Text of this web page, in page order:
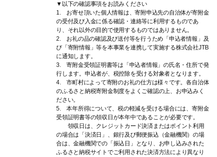
▼以下の確認事項をお読みください
1. お寄せ頂いた個人情報は、寄附申込先の自治体が寄附金
の受付及び入金に係る確認・連絡等に利用するものであ
り、それ以外の目的で使用するものではありません。
2. お礼の品の確認及び送付等を行うため「申込者情報」及
び「寄附情報」等を本事業を連携して実施する株式会社JTB
に通知します。
3. 寄附金受領証明書等は「申込者情報」の氏名・住所で発
行します。申込者が、税控除を受ける対象者となります。
4. 市町村によって寄附のお礼の仕方は様々です。各自治体
のふるさと納税寄附金制度をよくご確認の上、お申込みく
ださい。
5. 本年所得について、税の軽減を受ける場合には、寄附金
受領証明書等の領収日が本年中であることが必要です。
領収日は、クレジットカード決済またはポイント利用
の場合は「決済日」、銀行及び郵便振込（金融機関）の場
合は、金融機関での「振込日」となり、お申し込みされた
ふるさと納税サイトでご利用された決済方法により異なり